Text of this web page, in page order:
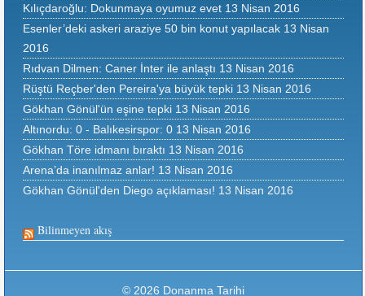
Kılıçdaroğlu: Dokunmaya oyumuz evet 13 Nisan 2016
Esenler’deki askeri araziye 50 bin konut yapılacak 13 Nisan
2016
Rıdvan Dilmen: Caner İnter ile anlaştı 13 Nisan 2016
Rüştü Reçber'den Pereira'ya büyük tepki 13 Nisan 2016
Gökhan Gönül'ün eşine tepki 13 Nisan 2016
Altınordu: 0 - Balıkesirspor: 0 13 Nisan 2016
Gökhan Töre idmanı bıraktı 13 Nisan 2016
Arena’da inanılmaz anlar! 13 Nisan 2016
Gökhan Gönül'den Diego açıklaması! 13 Nisan 2016
Bilinmeyen akış
© 2026 Donanma Tarihi